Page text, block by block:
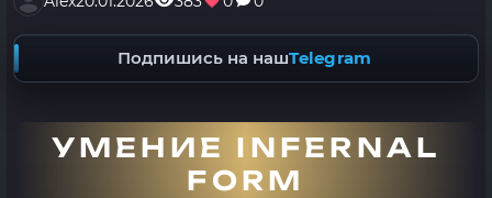
Подпишись на нашTelegram
УМЕНИЕ INFERNAL
FORM